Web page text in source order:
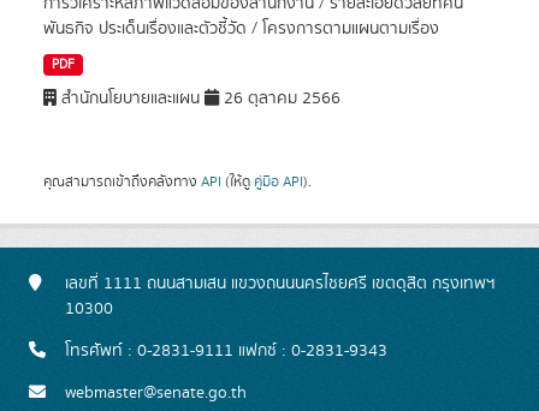
พันธกิจ ประเด็นเรื่องและตัวชี้วัด / โครงการตามแผนตามเรื่อง
PDF
สำนักนโยบายและแผน 26 ตุลาคม 2566
คุณสามารถเข้าถึงคลังทาง API (ให้ดู คู่มือ API).
เลขที่ 1111 ถนนสามเสน แขวงถนนนครไชยศรี เขตดุสิต กรุงเทพฯ
10300
โทรศัพท์ : 0-2831-9111 แฟกซ์ : 0-2831-9343
webmaster@senate.go.th